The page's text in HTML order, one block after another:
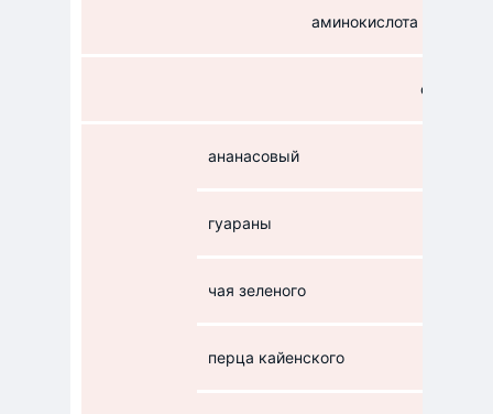
аминокислота карнитин
coffeinum
ананасовый
гуараны
чая зеленого
перца кайенского